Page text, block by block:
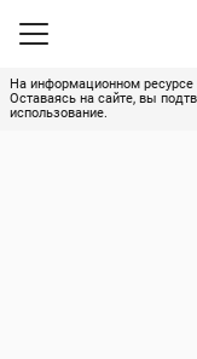
На информационном
Оставаясь на сайте, вы
использование.